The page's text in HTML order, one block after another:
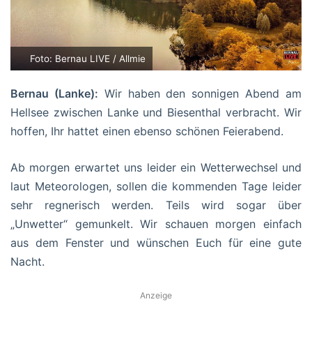
Foto: Bernau LIVE / Allmie
Bernau (Lanke): Wir haben den sonnigen Abend am
Hellsee zwischen Lanke und Biesenthal verbracht. Wir
hoffen, Ihr hattet einen ebenso schönen Feierabend.
Ab morgen erwartet uns leider ein Wetterwechsel und
laut Meteorologen, sollen die kommenden Tage leider
sehr regnerisch werden. Teils wird sogar über
„Unwetter“ gemunkelt. Wir schauen morgen einfach
aus dem Fenster und wünschen Euch für eine gute
Nacht.
Anzeige